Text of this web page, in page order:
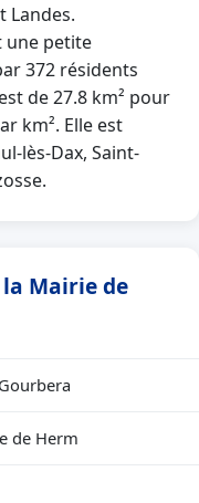
Landes.
une petite
372 résidents
de 27.8 km² pour
km². Elle est
lès-Dax, Saint-
Mairie de
de Herm